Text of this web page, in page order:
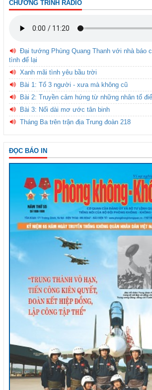
CHƯƠNG TRÌNH RADIO
Đại tướng Phùng Quang Thanh với nhà báo
tình để lại
Xanh mãi tình yêu bầu trời
Bài 1: Tổ 3 người - xưa mà không cũ
Bài 2: Truyền cảm hứng từ những nhân tố
Bài 3: Nối dài mơ ước tân binh
Tháng Ba trên trận địa Trung đoàn 218
ĐỌC BÁO IN